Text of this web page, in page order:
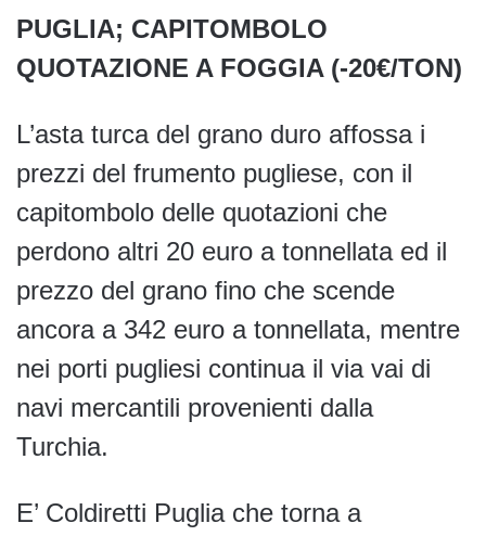
PUGLIA; CAPITOMBOLO
QUOTAZIONE A FOGGIA (-20€/TON)
L’asta turca del grano duro affossa i
prezzi del frumento pugliese, con il
capitombolo delle quotazioni che
perdono altri 20 euro a tonnellata ed il
prezzo del grano fino che scende
ancora a 342 euro a tonnellata, mentre
nei porti pugliesi continua il via vai di
navi mercantili provenienti dalla
Turchia.
E’ Coldiretti Puglia che torna a